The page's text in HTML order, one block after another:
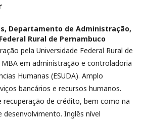
Departamento de Administração,
Rural de Pernambuco
pela Universidade Federal Rural de
MBA em administração e controladoria
Humanas (ESUDA). Amplo
bancários e recursos humanos.
recuperação de crédito, bem como na
Inglês nível